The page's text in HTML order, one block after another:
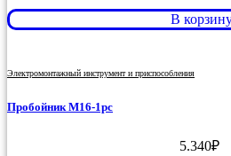
В
Электромонтажный инструмент и приспособления
Пробойник M16-1pc
5.340₽